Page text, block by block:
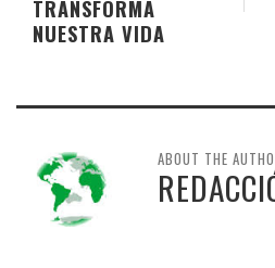
TRANSFORMA
NUESTRA VIDA
ABOUT THE